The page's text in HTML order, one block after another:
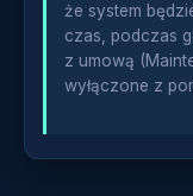
że system
czas, podczas
z umową
wyłączone z